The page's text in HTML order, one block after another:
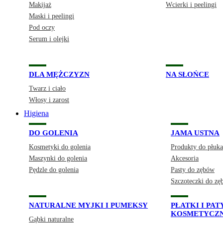
Makijaż
Maski i peelingi
Pod oczy
Serum i olejki
Wcierki i peelingi
DLA MĘŻCZYZN
Twarz i ciało
Włosy i zarost
NA SŁOŃCE
Higiena
DO GOLENIA
Kosmetyki do golenia
Maszynki do golenia
Pędzle do golenia
JAMA USTNA
Produkty do
Akcesoria
Pasty do zębów
Szczoteczki do
NATURALNE MYJKI I PUMEKSY
Gąbki naturalne
PŁATKI I